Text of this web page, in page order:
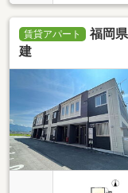
賃貸アパート
福岡
建